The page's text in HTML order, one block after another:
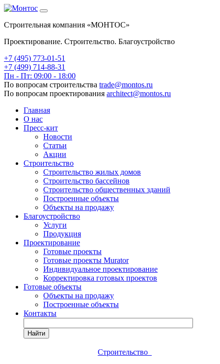
Строительная компания «МОНТОС»
Проектирование. Строительство. Благоустройство
+7 (495) 773-01-51
+7 (499) 714-88-31
Пн - Пт: 09:00 - 18:00
По вопросам строительства trade@montos.ru
По вопросам проектирования architect@montos.ru
Главная
О нас
Пресс-кит
Новости
Статьи
Акции
Строительство
Строительство жилых домов
Строительство бассейнов
Строительство общественных зданий
Построенные объекты
Объекты на продажу
Благоустройство
Услуги
Продукция
Проектирование
Готовые проекты
Готовые проекты Murator
Индивидуальное проектирование
Корректировка готовых проектов
Готовые объекты
Объекты на продажу
Построенные объекты
Контакты
Найти
Строительство